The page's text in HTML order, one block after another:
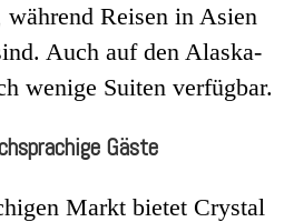
während Reisen in Asien
Auch auf den Alaska-
wenige Suiten verfügbar.
Gäste
Markt bietet Crystal